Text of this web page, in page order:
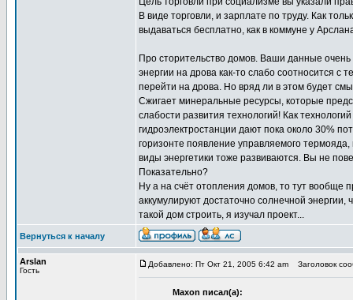
В виде торговли, и зарплате по труду. Как
выдаваться бесплатно, как в коммуне у
Про сторительство домов. Ваши данные
энергии на дрова как-то слабо соотносится
перейти на дрова. Но вряд ли в этом будет
Сжигает минеральные ресурсы, которые
слабости развития технологий! Как
гидроэлектростанции дают пока около 30%
горизонте появление управляемого
виды энергетики тоже развиваются. Вы не
Показательно?
Ну а на счёт отопления домов, то тут вообще
аккумулируют достаточно солнечной
такой дом строить, я изучал проект...
Вернуться к началу
Arslan
Гость
Добавлено: Пт Окт 21, 2005 6:42 am Заголовок
Maxon писал(а):